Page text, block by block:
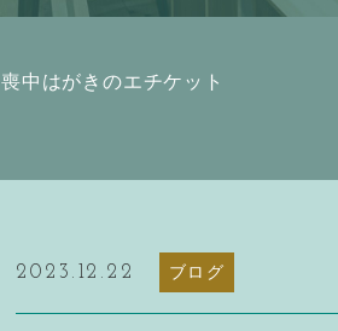
喪中はがきのエチケット
2023.12.22 ブログ